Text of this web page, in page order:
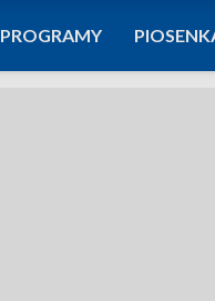
PROGRAMY